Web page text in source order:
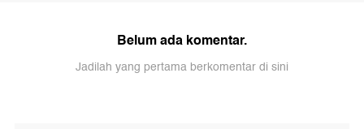
Belum ada komentar.
Jadilah yang pertama berkomentar di sini